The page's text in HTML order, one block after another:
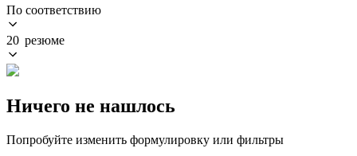
По соответствию
20 резюме
Ничего не нашлось
Попробуйте изменить формулировку или фильтры